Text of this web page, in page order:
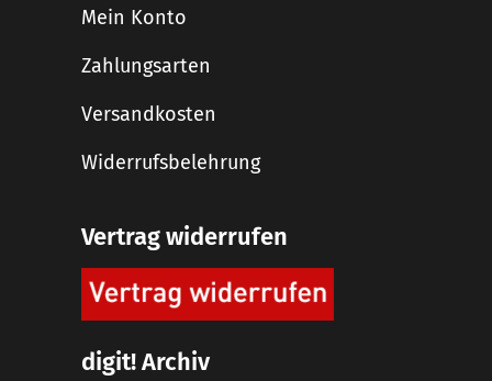
Mein Konto
Zahlungsarten
Versandkosten
Widerrufsbelehrung
Vertrag widerrufen
digit! Archiv